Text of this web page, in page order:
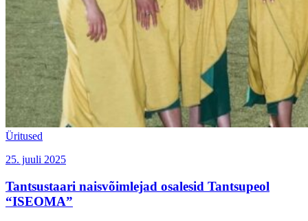
Üritused
25. juuli 2025
Tantsustaari naisvõimlejad osalesid Tantsupeol
“ISEOMA”